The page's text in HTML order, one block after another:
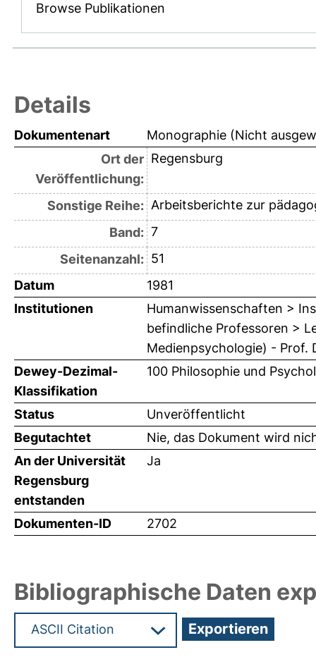
Browse Publikationen
Details
Dokumentenart
Monographie (Nicht
Ort der
Veröffentlichung:
Regensburg
Sonstige Reihe: Arbeitsberichte zur
Band: 7
Seitenanzahl: 51
Datum
1981
Institutionen
Humanwissenschaften >
befindliche Professoren >
Medienpsychologie) - Prof.
Dewey-Dezimal-
Klassifikation
100 Philosophie und
Status
Unveröffentlicht
Begutachtet
Nie, das Dokument wird
An der Universität
Regensburg
entstanden
Ja
Dokumenten-ID 2702
Bibliographische Daten